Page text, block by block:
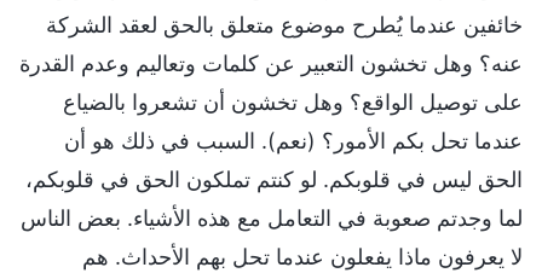
خائفين عندما يُطرح موضوع متعلق بالحق لعقد الشركة
عنه؟ وهل تخشون التعبير عن كلمات وتعاليم وعدم القدرة
على توصيل الواقع؟ وهل تخشون أن تشعروا بالضياع
عندما تحل بكم الأمور؟ (نعم). السبب في ذلك هو أن
الحق ليس في قلوبكم. لو كنتم تملكون الحق في قلوبكم،
لما وجدتم صعوبة في التعامل مع هذه الأشياء. بعض الناس
لا يعرفون ماذا يفعلون عندما تحل بهم الأحداث. هم